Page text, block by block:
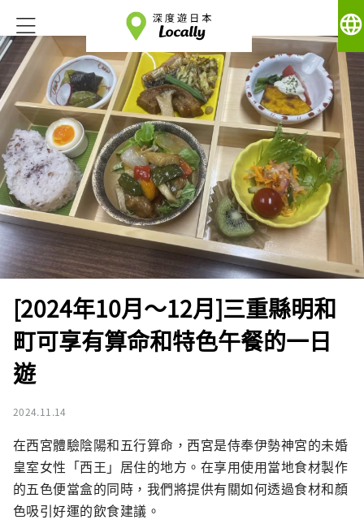
language
[2024年10月～12月]三重縣明和
町可享有算命和特色午餐的一日
遊
2024.11.14
在西宮體驗陰陽和五行算命，西宮是侍奉伊勢神宮的未婚
皇室女性「西王」居住的地方。在享用使用當地食材製作
的五色便當盒的同時，我們將提供有關如何透過食材和顏
色吸引好運的飲食建議。